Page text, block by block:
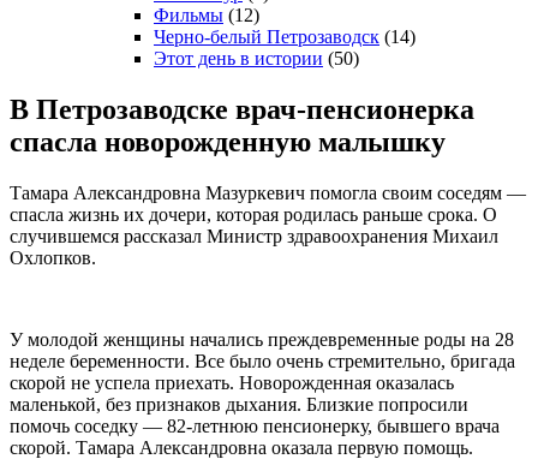
Фильмы (12)
Черно-белый Петрозаводск (14)
Этот день в истории (50)
В Петрозаводске врач-пенсионерка
спасла новорожденную малышку
Тамара Александровна Мазуркевич помогла своим соседям —
спасла жизнь их дочери, которая родилась раньше срока. О
случившемся рассказал Министр здравоохранения Михаил
Охлопков.
У молодой женщины начались преждевременные роды на 28
неделе беременности. Все было очень стремительно, бригада
скорой не успела приехать. Новорожденная оказалась
маленькой, без признаков дыхания. Близкие попросили
помочь соседку — 82-летнюю пенсионерку, бывшего врача
скорой. Тамара Александровна оказала первую помощь.